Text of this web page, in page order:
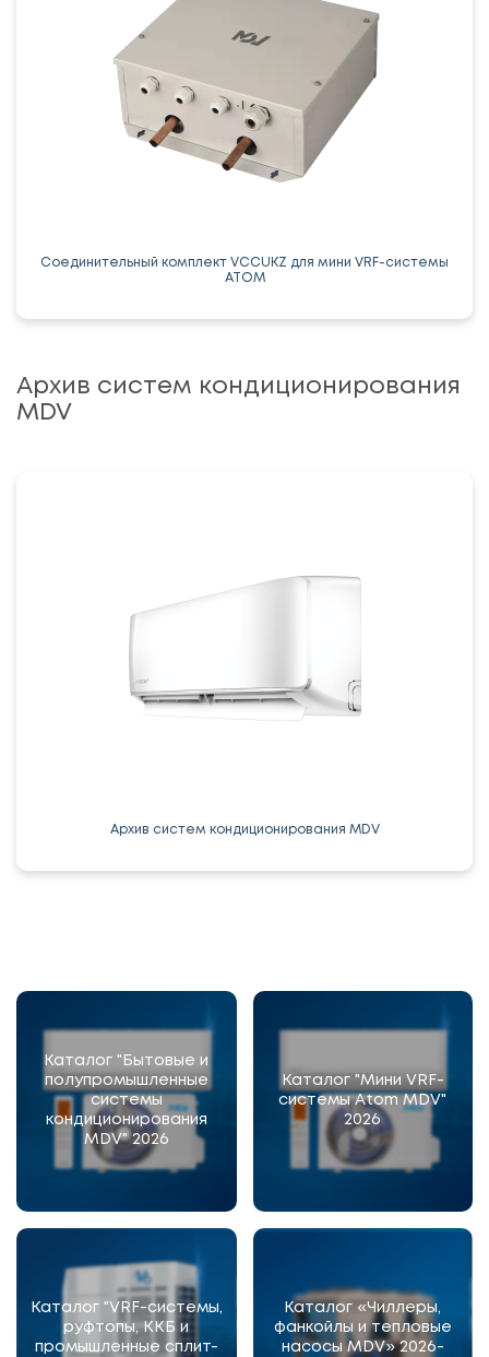
Соединительный комплект VCCUKZ для мини VRF-системы
ATOM
Архив систем кондиционирования
MDV
Архив систем кондиционирования MDV
Каталог "Бытовые и
полупромышленные
системы
кондиционирования
MDV" 2026
Каталог "Мини VRF-
системы Atom MDV"
2026
Каталог "VRF-системы,
руфтопы, ККБ и
промышленные сплит-
Каталог «Чиллеры,
фанкойлы и тепловые
насосы MDV» 2026-